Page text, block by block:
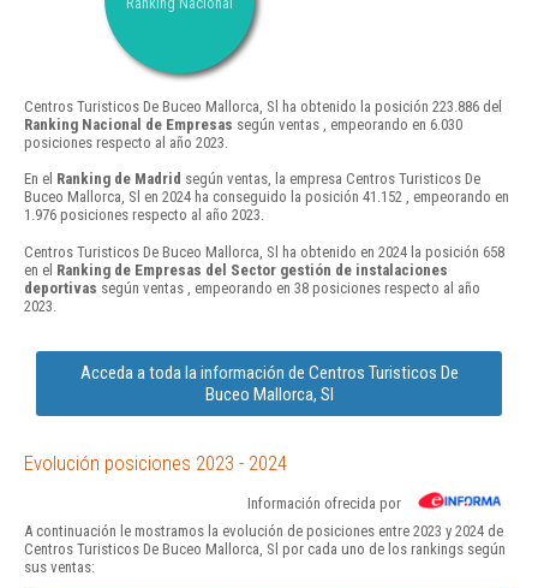
Centros Turisticos De Buceo Mallorca, Sl ha obtenido la posición 223.886 del
Ranking Nacional de Empresas según ventas , empeorando en 6.030
posiciones respecto al año 2023.
En el Ranking de Madrid según ventas, la empresa Centros Turisticos De
Buceo Mallorca, Sl en 2024 ha conseguido la posición 41.152 , empeorando en
1.976 posiciones respecto al año 2023.
Centros Turisticos De Buceo Mallorca, Sl ha obtenido en 2024 la posición 658
en el Ranking de Empresas del Sector gestión de instalaciones
deportivas según ventas , empeorando en 38 posiciones respecto al año
2023.
Acceda a toda la información de Centros Turisticos De
Buceo Mallorca, Sl
Evolución posiciones 2023 - 2024
Información ofrecida por
A continuación le mostramos la evolución de posiciones entre 2023 y 2024 de
Centros Turisticos De Buceo Mallorca, Sl por cada uno de los rankings según
sus ventas: